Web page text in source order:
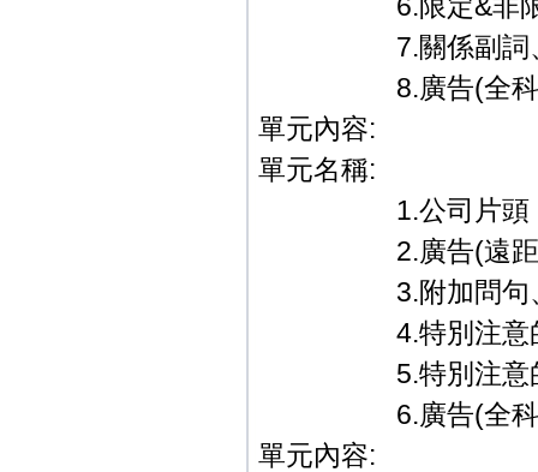
7.關係副詞、形
8.廣告(全科教
單元內容:
單元名稱:
1.公司片頭．
2.廣告(遠距教
3.附加問句、間
4.特別注意的
5.特別注意的
6.廣告(全科教
單元內容: